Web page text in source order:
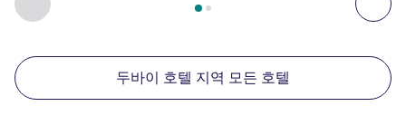
두바이 호텔 지역 모든 호텔